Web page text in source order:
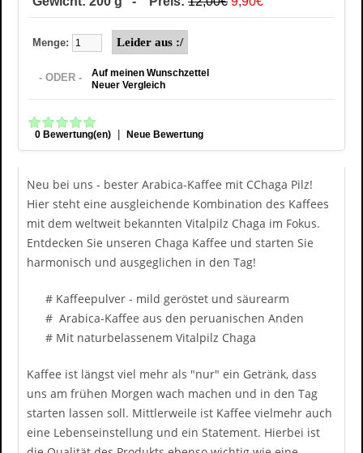
Menge:
- ODER -
Auf meinen Wunschzettel
Neuer Vergleich
0 Bewertung(en) | Neue Bewertung
Neu bei uns - bester Arabica-Kaffee mit CChaga Pilz!
Hier steht eine ausgleichende Kombination des Kaffees
mit dem weltweit bekannten Vitalpilz Chaga im Fokus.
Entdecken Sie unseren Chaga Kaffee und starten Sie
harmonisch und ausgeglichen in den Tag!
# Kaffeepulver - mild geröstet und säurearm
# Arabica-Kaffee aus den peruanischen Anden
# Mit naturbelassenem Vitalpilz Chaga
Kaffee ist längst viel mehr als "nur" ein Getränk, dass
uns am frühen Morgen wach machen und in den Tag
starten lassen soll. Mittlerweile ist Kaffee vielmehr auch
eine Lebenseinstellung und ein Statement. Hierbei ist